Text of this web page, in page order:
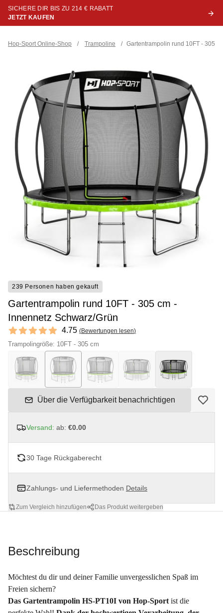
SICHERE DIR BIS ZU 214 € RABATT
JETZT KAUFEN
Hop-Sport Online-Shop / Trampoline / Gartentrampolin rund 10FT - 305
239 Personen haben gekauft
Gartentrampolin rund 10FT - 305 cm -
Innennetz Schwarz/Grün
Reviews
4.75 out of 5 stars 4.75 (Bewertungen lesen)
Trampolingröße: 10FT - 305 cm
Über die Verfügbarkeit benachrichtigen
Versand: ab: €0.00
30 Tage Rückgaberecht
Zahlungs- und Liefermethoden Details
Zum Vergleich hinzufügen Das Produkt weitergeben
Beschreibung
Möchtest du dir und deiner Familie unvergesslichen Spaß im
Freien sichern?
Das Gartentrampolin HS-PT10I von Hop-Sport ist die